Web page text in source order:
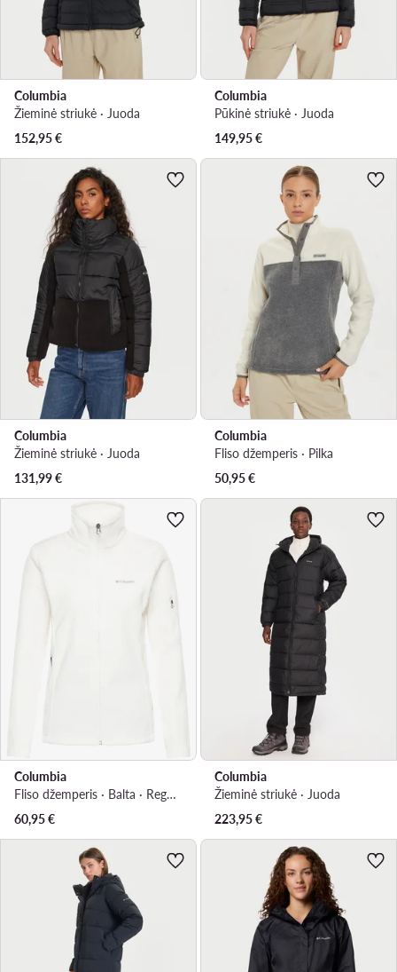
Columbia
Žieminė striukė · Juoda
152,95€
Columbia
Pūkinė striukė · Juoda
149,95€
Columbia
Žieminė striukė · Juoda
131,99€
Columbia
Fliso džemperis · Pilka
50,95€
Columbia
Fliso džemperis · Balta · Regular Fit
60,95€
Columbia
Žieminė striukė · Juoda
223,95€